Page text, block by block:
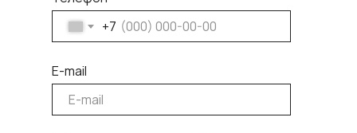
+7
E-mail